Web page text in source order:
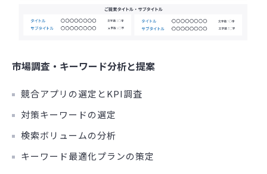
市場調査・キーワード分析と提案
競合アプリの選定とKPI調査
対策キーワードの選定
検索ボリュームの分析
キーワード最適化プランの策定